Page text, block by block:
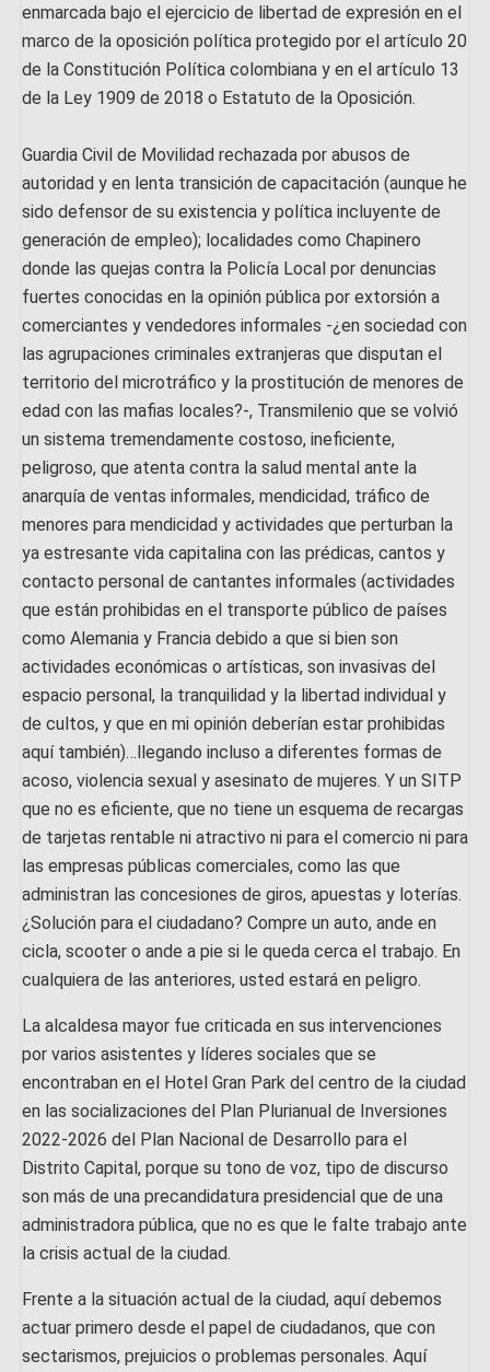
enmarcada bajo el ejercicio de libertad de expresión en el
marco de la oposición política protegido por el artículo 20
de la Constitución Política colombiana y en el artículo 13
de la Ley 1909 de 2018 o Estatuto de la Oposición.
Guardia Civil de Movilidad rechazada por abusos de
autoridad y en lenta transición de capacitación (aunque he
sido defensor de su existencia y política incluyente de
generación de empleo); localidades como Chapinero
donde las quejas contra la Policía Local por denuncias
fuertes conocidas en la opinión pública por extorsión a
comerciantes y vendedores informales -¿en sociedad con
las agrupaciones criminales extranjeras que disputan el
territorio del microtráfico y la prostitución de menores de
edad con las mafias locales?-, Transmilenio que se volvió
un sistema tremendamente costoso, ineficiente,
peligroso, que atenta contra la salud mental ante la
anarquía de ventas informales, mendicidad, tráfico de
menores para mendicidad y actividades que perturban la
ya estresante vida capitalina con las prédicas, cantos y
contacto personal de cantantes informales (actividades
que están prohibidas en el transporte público de países
como Alemania y Francia debido a que si bien son
actividades económicas o artísticas, son invasivas del
espacio personal, la tranquilidad y la libertad individual y
de cultos, y que en mi opinión deberían estar prohibidas
aquí también)…llegando incluso a diferentes formas de
acoso, violencia sexual y asesinato de mujeres. Y un SITP
que no es eficiente, que no tiene un esquema de recargas
de tarjetas rentable ni atractivo ni para el comercio ni para
las empresas públicas comerciales, como las que
administran las concesiones de giros, apuestas y loterías.
¿Solución para el ciudadano? Compre un auto, ande en
cicla, scooter o ande a pie si le queda cerca el trabajo. En
cualquiera de las anteriores, usted estará en peligro.
La alcaldesa mayor fue criticada en sus intervenciones
por varios asistentes y líderes sociales que se
encontraban en el Hotel Gran Park del centro de la ciudad
en las socializaciones del Plan Plurianual de Inversiones
2022-2026 del Plan Nacional de Desarrollo para el
Distrito Capital, porque su tono de voz, tipo de discurso
son más de una precandidatura presidencial que de una
administradora pública, que no es que le falte trabajo ante
la crisis actual de la ciudad.
Frente a la situación actual de la ciudad, aquí debemos
actuar primero desde el papel de ciudadanos, que con
sectarismos, prejuicios o problemas personales. Aquí